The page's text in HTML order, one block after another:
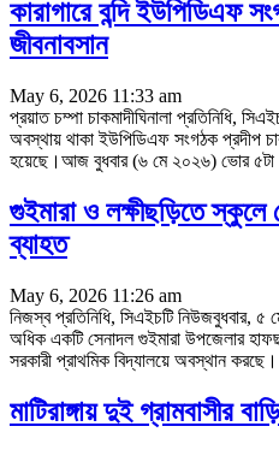
কারাগারে বন্দি ইউপিডিএফ
জীবনাবসান
May 6, 2026 11:33 am
প্রয়াত চম্পা চাকমাদীঘিনালা প্রতিনিধি,
অবস্থায় থাকা ইউপিডিএফ সংগঠক প্রদীপ
হয়েছে।আজ বুধবার (৬ মে ২০২৬) ভোর ৫টা
গুইমারা ও লক্ষীছড়িতে স্কুলে
ব্যাহত
May 6, 2026 11:26 am
নিজস্ব প্রতিনিধি, সিএইচটি
অধিক একটি সেনাদল গুইমারা উপজেলার
সরকারী প্রাথমিক বিদ্যালয়ে অবস্থান করছে।
মাটিরাঙ্গায় দুই গ্রামবাসীর